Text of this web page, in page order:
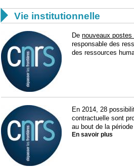
 Vie institutionnelle
De nouveaux postes
responsable des
des ressources
En 2014, 28
contractuelle sont
au bout de la
En savoir plus